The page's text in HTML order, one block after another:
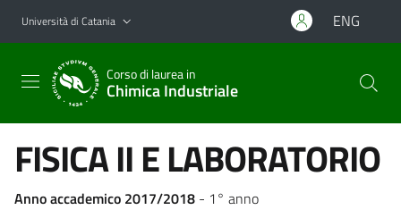
Vai al contenuto principale
Vai al menu di navigazione
Università di Catania ENG
Corso di laurea in
Chimica Industriale
FISICA II E LABORATORIO
Anno accademico 2017/2018 - 1° anno